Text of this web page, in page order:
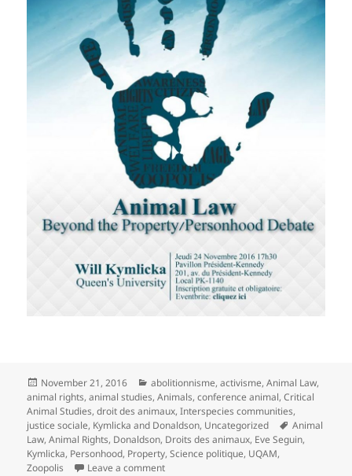
Posted
on
November 21, 2016 Categories
abolitionnisme,activisme,Animal Law,
animal rights,animal studies,Animals,conference animal,Critical
Animal Studies,droit des animaux,Interspecies communities,
justice sociale, Kymlicka and Donaldson, Uncategorized Tags
Animal
Law,Animal Rights, Donaldson, Droits des animaux, Eve Seguin,
Kymlicka, Personhood, Property,Science politique, UQAM,
Zoopolis
Leave a commenton Conference by Will Kymlicka “Animal